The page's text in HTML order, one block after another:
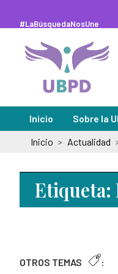
contenido#LaBúsquedaNosUne
Inicio Sobre la
Misión y
Glosario
Abecé de
Inicio > Actualidad
Etiqueta:
OTROS TEMAS :